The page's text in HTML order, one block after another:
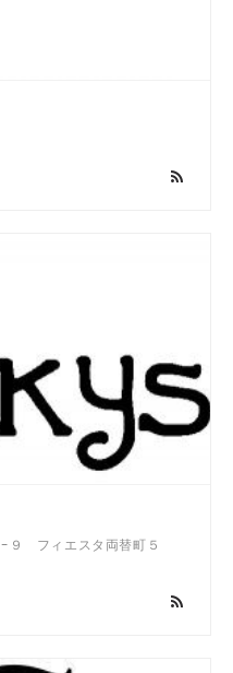
-９ フィエスタ両替町５